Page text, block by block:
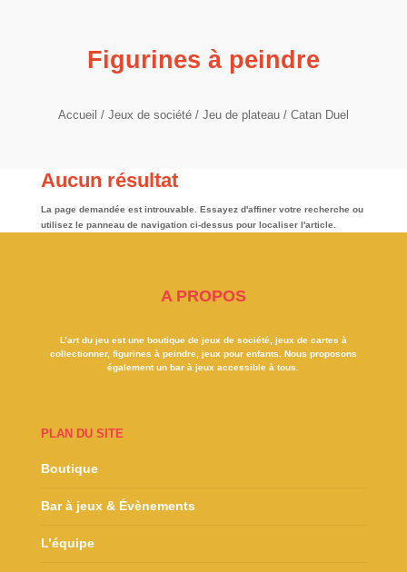
Figurines à peindre
Accueil / Jeux de société/ Jeu de plateau/ Catan Duel
Aucun résultat
La page demandée est introuvable. Essayez d'affiner votre recherche ou
utilisez le panneau de navigation ci-dessus pour localiser l'article.
A PROPOS
L’art du jeu est une boutique de jeux de société, jeux de cartes à
collectionner, figurines à peindre, jeux pour enfants. Nous proposons
également un bar à jeux accessible à tous.
PLAN DU SITE
Boutique
Bar à jeux & Évènements
L’équipe